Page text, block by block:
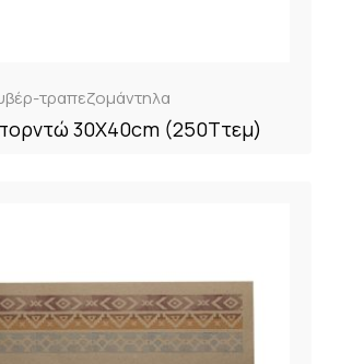
τραπεζομάντηλα
30X40cm (250Tτεμ)